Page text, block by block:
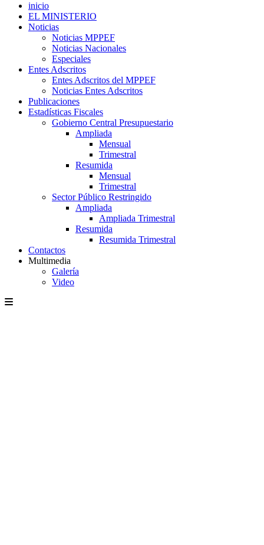
inicio
EL MINISTERIO
Noticias
Noticias MPPEF
Noticias Nacionales
Especiales
Entes Adscritos
Entes Adscritos del MPPEF
Noticias Entes Adscritos
Publicaciones
Estadísticas Fiscales
Gobierno Central Presupuestario
Ampliada
Mensual
Trimestral
Resumida
Mensual
Trimestral
Sector Público Restringido
Ampliada
Ampliada Trimestral
Resumida
Resumida Trimestral
Contactos
Multimedia
Galería
Video